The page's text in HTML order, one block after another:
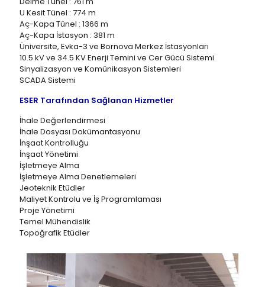
U Kesit Tünel : 774 m
Aç-Kapa Tünel : 1366 m
Aç-Kapa İstasyon : 381 m
Üniversite, Evka-3 ve Bornova Merkez İstasyonları
10.5 kV ve 34.5 KV Enerji Temini ve Cer Gücü Sistemi
Sinyalizasyon ve Komünikasyon Sistemleri
SCADA Sistemi
ESER Tarafından Sağlanan Hizmetler
İhale Değerlendirmesi
İhale Dosyası Dokümantasyonu
İnşaat Kontrolluğu
İnşaat Yönetimi
İşletmeye Alma
İşletmeye Alma Denetlemeleri
Jeoteknik Etüdler
Maliyet Kontrolu ve İş Programlaması
Proje Yönetimi
Temel Mühendislik
Topoğrafik Etüdler